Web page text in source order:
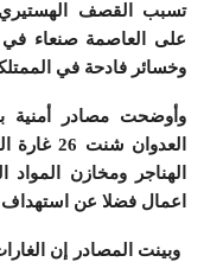
تسبب القصف الهستيري
على العاصمة صنعاء في
وخسائر فادحة في
وأوضحت مصادر أمنية
العدوان
الهناجر ومخازن المواد
اعمال فضلا عن